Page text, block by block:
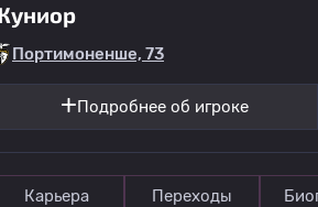
Портимоненше, 73
Подробнее об игроке
Карьера Переходы